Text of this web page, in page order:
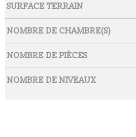
SURFACE TERRAIN
NOMBRE DE CHAMBRE(S)
NOMBRE DE PIÈCES
NOMBRE DE NIVEAUX